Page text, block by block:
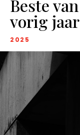
Beste van
vorig jaar
2025